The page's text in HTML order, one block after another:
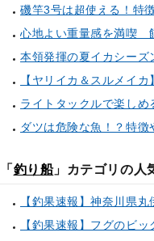
心地よい重量感を満喫
本領発揮の夏イカシーズ
ライトタックルで楽しめ
「 釣り船」カテゴリの人